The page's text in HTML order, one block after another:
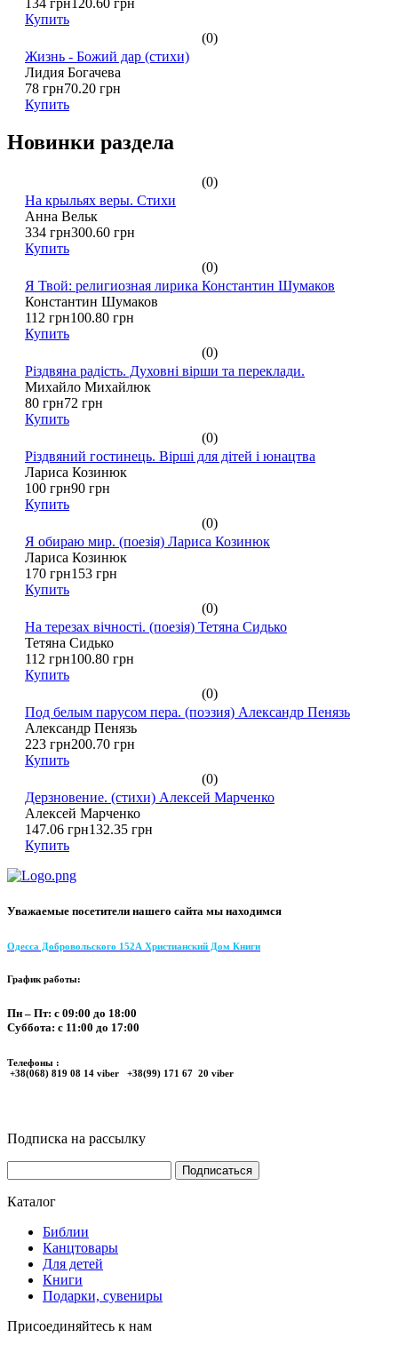
Купить
(0)
Жизнь - Божий дар (стихи)
Лидия Богачева
78 грн70.20 грн
Купить
Новинки раздела
(0)
На крыльях веры. Стихи
Анна Вельк
334 грн300.60 грн
Купить
(0)
Я Твой: религиозная лирика Константин Шумаков
Константин Шумаков
112 грн100.80 грн
Купить
(0)
Різдвяна радість. Духовні вірши та переклади.
Михайло Михайлюк
80 грн72 грн
Купить
(0)
Різдвяний гостинець. Вірші для дітей і юнацтва
Лариса Козинюк
100 грн90 грн
Купить
(0)
Я обираю мир. (поезія) Лариса Козинюк
Лариса Козинюк
170 грн153 грн
Купить
(0)
На терезах вічності. (поезія) Тетяна Сидько
Тетяна Сидько
112 грн100.80 грн
Купить
(0)
Под белым парусом пера. (поэзия) Александр Пенязь
Александр Пенязь
223 грн200.70 грн
Купить
(0)
Дерзновение. (стихи) Алексей Марченко
Алексей Марченко
147.06 грн132.35 грн
Купить
Уважаемые посетители нашего сайта мы находимся
Одесса Добровольского 152А Христианский Дом Книги
График работы:
Пн – Пт: с 09:00 до 18:00
Суббота: с 11:00 до 17:00
Телефоны :
+38(068) 819 08 14 viber +38(99) 171 67 20 viber
Подписка на рассылку
Каталог
Библии
Канцтовары
Для детей
Книги
Подарки, сувениры
Присоединяйтесь к нам